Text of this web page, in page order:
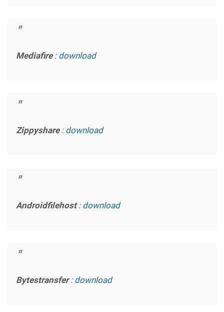
Mediafire: download
Zippyshare: download
Androidfilehost: download
Bytestransfer: download